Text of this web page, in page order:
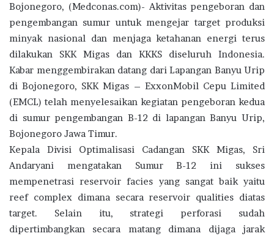
Bojonegoro, (Medconas.com)- Aktivitas pengeboran dan
pengembangan sumur untuk mengejar target produksi
minyak nasional dan menjaga ketahanan energi terus
dilakukan SKK Migas dan KKKS diseluruh Indonesia.
Kabar menggembirakan datang dari Lapangan Banyu Urip
di Bojonegoro, SKK Migas – ExxonMobil Cepu Limited
(EMCL) telah menyelesaikan kegiatan pengeboran kedua
di sumur pengembangan B-12 di lapangan Banyu Urip,
Bojonegoro Jawa Timur.
Kepala Divisi Optimalisasi Cadangan SKK Migas, Sri
Andaryani mengatakan Sumur B-12 ini sukses
mempenetrasi reservoir facies yang sangat baik yaitu
reef complex dimana secara reservoir qualities diatas
target. Selain itu, strategi perforasi sudah
dipertimbangkan secara matang dimana dijaga jarak